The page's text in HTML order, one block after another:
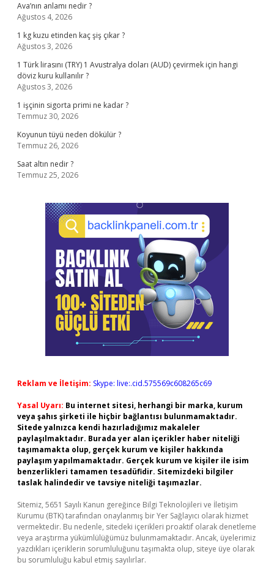
Ava’nın anlamı nedir ?
Ağustos 4, 2026
1 kg kuzu etinden kaç şiş çıkar ?
Ağustos 3, 2026
1 Türk lirasını (TRY) 1 Avustralya doları (AUD) çevirmek için hangi
döviz kuru kullanılır ?
Ağustos 3, 2026
1 işçinin sigorta primi ne kadar ?
Temmuz 30, 2026
Koyunun tüyü neden dökülür ?
Temmuz 26, 2026
Saat altın nedir ?
Temmuz 25, 2026
Reklam ve İletişim: Skype: live:.cid.575569c608265c69
Yasal Uyarı: Bu internet sitesi, herhangi bir marka, kurum
veya şahıs şirketi ile hiçbir bağlantısı bulunmamaktadır.
Sitede yalnızca kendi hazırladığımız makaleler
paylaşılmaktadır. Burada yer alan içerikler haber niteliği
taşımamakta olup, gerçek kurum ve kişiler hakkında
paylaşım yapılmamaktadır. Gerçek kurum ve kişiler ile isim
benzerlikleri tamamen tesadüfidir. Sitemizdeki bilgiler
taslak halindedir ve tavsiye niteliği taşımazlar.
Sitemiz, 5651 Sayılı Kanun gereğince Bilgi Teknolojileri ve İletişim
Kurumu (BTK) tarafından onaylanmış bir Yer Sağlayıcı olarak hizmet
vermektedir. Bu nedenle, sitedeki içerikleri proaktif olarak denetleme
veya araştırma yükümlülüğümüz bulunmamaktadır. Ancak, üyelerimiz
yazdıkları içeriklerin sorumluluğunu taşımakta olup, siteye üye olarak
bu sorumluluğu kabul etmiş sayılırlar.